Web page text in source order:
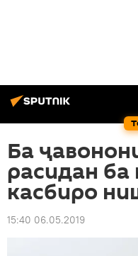
Ба
расидан
касбиро
15:40 06.05.2019